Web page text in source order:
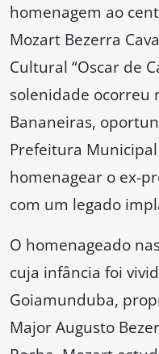
homenagem ao
Mozart Bezerra
Cultural “Oscar de
solenidade ocorreu
Bananeiras,
Prefeitura
homenagear o ex-
com um legado
O homenageado
cuja infância foi
Goiamunduba,
Major Augusto